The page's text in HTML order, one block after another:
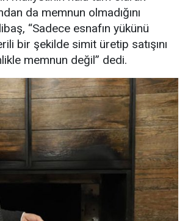
da memnun olmadığını
“Sadece esnafın yükünü
bir şekilde simit üretip satışını
memnun değil” dedi.